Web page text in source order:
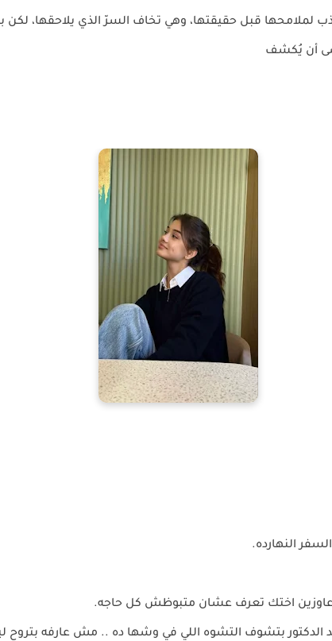
لملامحها قبل حقيقتها، وهي تخاف السرّ الذي يلاحقها، لكن
أن يُكشف
النهارده.
اختك تعرف عشان متبوظش كل حاجه.
بتشوف التشوه اللي في وشها ده .. مش عارفه بتروح